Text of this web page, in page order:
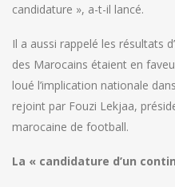
candidature », a-t-il lancé.
Il a aussi rappelé les résultats
des Marocains étaient en
loué l’implication nationale
rejoint par Fouzi Lekjaa,
marocaine de football.
La « candidature d’un